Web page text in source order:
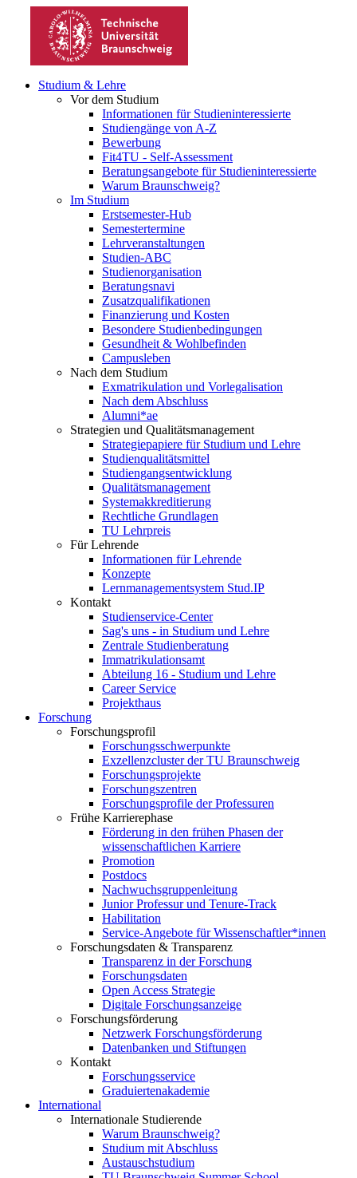
Studium & Lehre
Vor dem Studium
Informationen für Studieninteressierte
Studiengänge von A-Z
Bewerbung
Fit4TU - Self-Assessment
Beratungsangebote für Studieninteressierte
Warum Braunschweig?
Im Studium
Erstsemester-Hub
Semestertermine
Lehrveranstaltungen
Studien-ABC
Studienorganisation
Beratungsnavi
Zusatzqualifikationen
Finanzierung und Kosten
Besondere Studienbedingungen
Gesundheit & Wohlbefinden
Campusleben
Nach dem Studium
Exmatrikulation und Vorlegalisation
Nach dem Abschluss
Alumni*ae
Strategien und Qualitätsmanagement
Strategiepapiere für Studium und Lehre
Studienqualitätsmittel
Studiengangsentwicklung
Qualitätsmanagement
Systemakkreditierung
Rechtliche Grundlagen
TU Lehrpreis
Für Lehrende
Informationen für Lehrende
Konzepte
Lernmanagementsystem Stud.IP
Kontakt
Studienservice-Center
Sag's uns - in Studium und Lehre
Zentrale Studienberatung
Immatrikulationsamt
Abteilung 16 - Studium und Lehre
Career Service
Projekthaus
Forschung
Forschungsprofil
Forschungsschwerpunkte
Exzellenzcluster der TU Braunschweig
Forschungsprojekte
Forschungszentren
Forschungsprofile der Professuren
Frühe Karrierephase
Förderung in den frühen Phasen der
wissenschaftlichen Karriere
Promotion
Postdocs
Nachwuchsgruppenleitung
Junior Professur und Tenure-Track
Habilitation
Service-Angebote für Wissenschaftler*innen
Forschungsdaten & Transparenz
Transparenz in der Forschung
Forschungsdaten
Open Access Strategie
Digitale Forschungsanzeige
Forschungsförderung
Netzwerk Forschungsförderung
Datenbanken und Stiftungen
Kontakt
Forschungsservice
Graduiertenakademie
International
Internationale Studierende
Warum Braunschweig?
Studium mit Abschluss
Austauschstudium